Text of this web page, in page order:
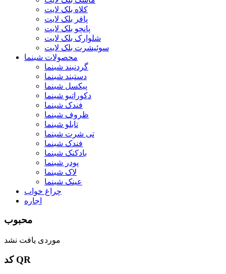
کلاه بلک لایت
پافر بلک لایت
پانچو بلک لایت
شلوارک بلک لایت
سوئیشرت بلک لایت
محصولات شبنما
گردنبند شبنما
دستبند شبنما
پیکسل شبنما
دکوراتیو شبنما
فندک شبنما
ظروف شبنما
تابلو شبنما
تی شرت شبنما
فندک شبنما
بادکنک شبنما
پودر شبنما
لاک شبنما
عینک شبنما
چراغ خواب
اجاره
محبوب
موردی یافت نشد
کد QR